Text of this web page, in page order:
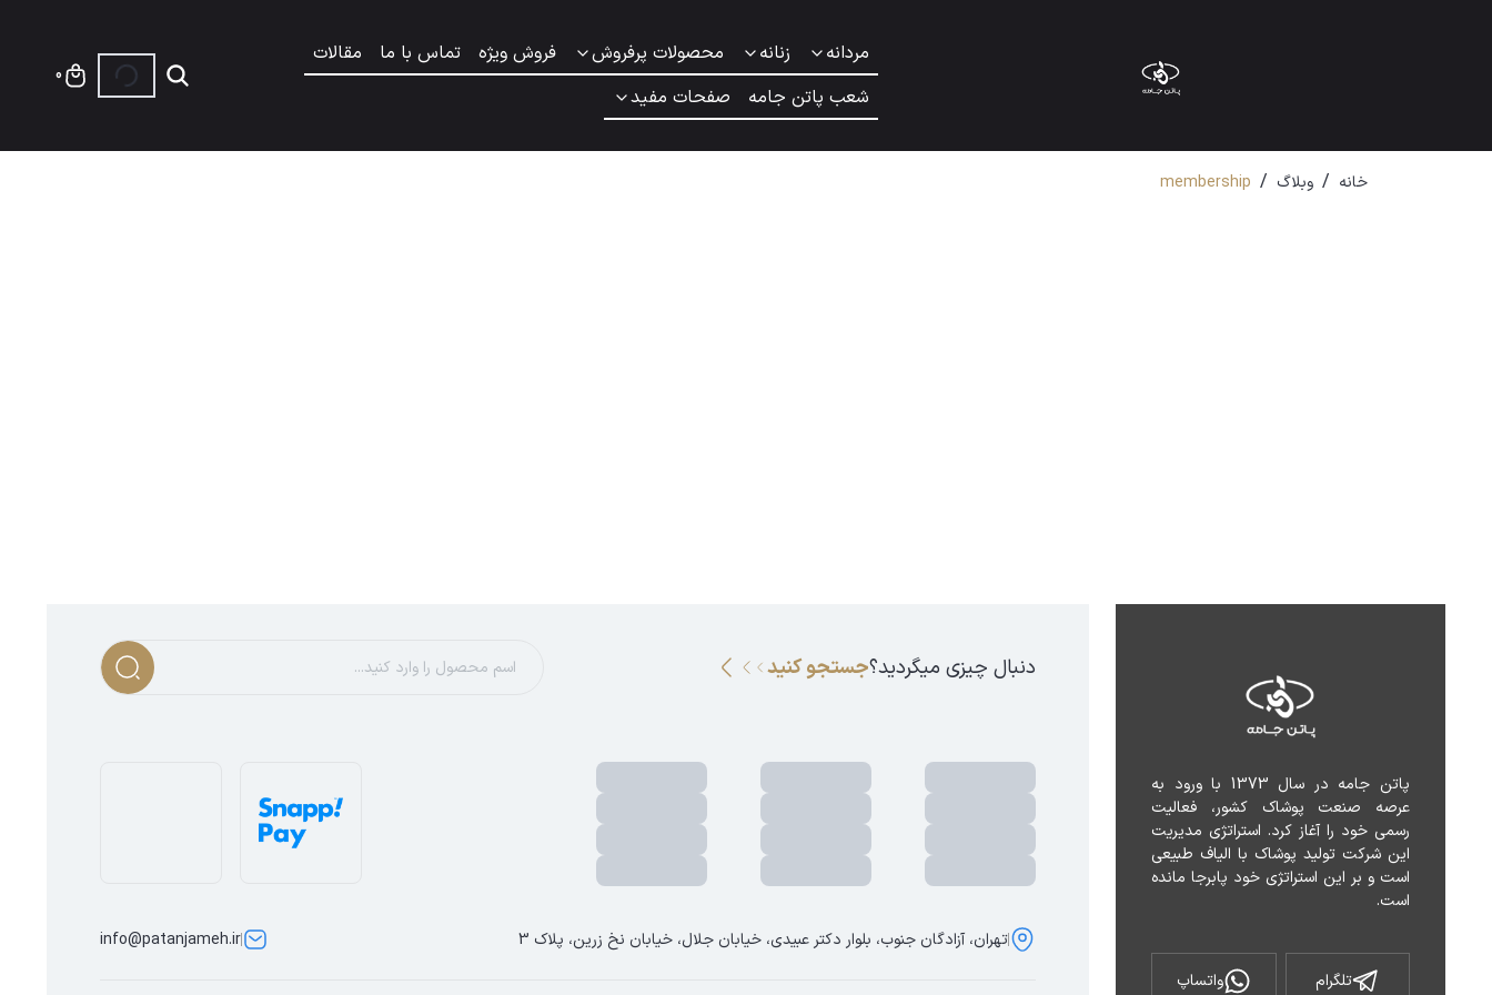
مردانه زنانه محصولات پرفروش فروش ویژه تماس با ما
مقالات
شعب پاتن جامه
صفحات مفید
0
خانه / وبلاگ /
membership
است.
تلگرام واتساپ
دنبال چیزی میگردید؟جستجو کنید
تهران، آزادگان جنوب، بلوار دکتر عبیدی، خیابان جلال، خیابان نخ زرین، پلاک 3 info@patanjameh.ir